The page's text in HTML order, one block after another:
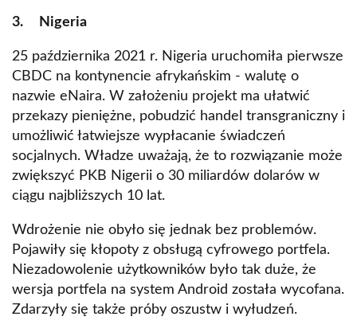
3. Nigeria
25 października 2021 r. Nigeria uruchomiła pierwsze
CBDC na kontynencie afrykańskim - walutę o
nazwie eNaira. W założeniu projekt ma ułatwić
przekazy pieniężne, pobudzić handel transgraniczny i
umożliwić łatwiejsze wypłacanie świadczeń
socjalnych. Władze uważają, że to rozwiązanie może
zwiększyć PKB Nigerii o 30 miliardów dolarów w
ciągu najbliższych 10 lat.
Wdrożenie nie obyło się jednak bez problemów.
Pojawiły się kłopoty z obsługą cyfrowego portfela.
Niezadowolenie użytkowników było tak duże, że
wersja portfela na system Android została wycofana.
Zdarzyły się także próby oszustw i wyłudzeń.